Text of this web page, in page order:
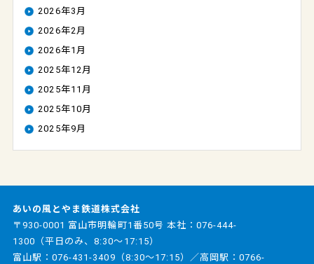
2026年3月
2026年2月
2026年1月
2025年12月
2025年11月
2025年10月
2025年9月
あいの風とやま鉄道株式会社
〒930-0001 富山市明輪町1番50号 本社： 076-444-
1300 （平日のみ、8:30～17:15）
富山駅：076-431-3409 （8:30～17:15）／高岡駅：0766-